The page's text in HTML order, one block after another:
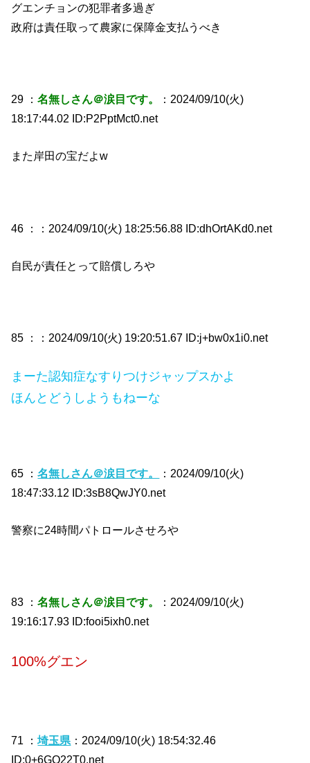
グエンチョンの犯罪者多過ぎ
政府は責任取って農家に保障金支払うべき
29 ：名無しさん＠涙目です。
：2024/09/10(火)
18:17:44.02 ID:P2PptMct0.net
また岸田の宝だよw
46 ： ：2024/09/10(火) 18:25:56.88 ID:dhOrtAKd0.net
自民が責任とって賠償しろや
85 ： ：2024/09/10(火) 19:20:51.67 ID:j+bw0x1i0.net
まーた認知症なすりつけジャップスかよ
ほんとどうしようもねーな
65 ：名無しさん＠涙目です。
：2024/09/10(火)
18:47:33.12 ID:3sB8QwJY0.net
警察に24時間パトロールさせろや
83 ：名無しさん＠涙目です。
：2024/09/10(火)
19:16:17.93 ID:fooi5ixh0.net
100%グエン
71 ：埼玉県 ：2024/09/10(火) 18:54:32.46
ID:0+6GQ22T0.net